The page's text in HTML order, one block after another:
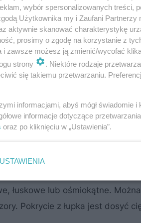
1 m2 waży od 2 do 15 kg.
materiałów stosowanych do
nawet o bardzo
naprawa uszkodzonych
jest ciężkie: 1 m2
z ceramicznymi. Niektóre z nich
lub podwójne) czy
z charakterystycznymi dwoma
od 36 do 70 kg.
lat temu skała osadowa. Ze
się je na płytki grubości
łuskowe lub ośmiokątne.
Pokrycie z łupka jest dosyć
wybór spersonalizowanych treści,
Użytkownika my i Zaufani
aktywnie skanować charakterystykę
prosimy o zgodę na korzystanie z
i zawsze możesz ją zmienić/wycofać
strony
. Niektóre rodzaje
się takiemu przetwarzaniu.
informacjami, abyś mógł świadomie
informacje dotyczące
oraz po kliknięciu w „Ustawienia”.
USTAWIENIA